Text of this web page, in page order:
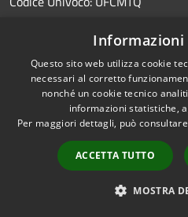
Prenotazione appuntamento
Segnalazione disservizio
Leggi le FAQ
Richiesta assistenza
Informazioni
Questo sito web utilizza cookie
necessari al corretto
nonché un cookie tecnico
informazioni statistiche,
Per maggiori dettagli, può
ACCETTA TUTTO
MOSTRA